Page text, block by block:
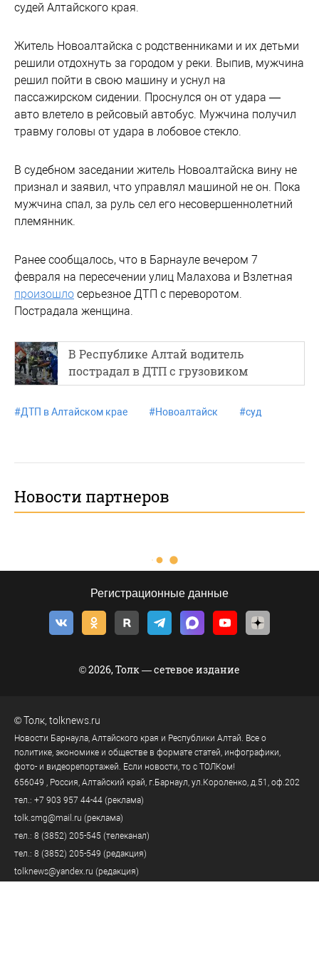
судей Алтайского края.
Житель Новоалтайска с родственниками и их детьми
решили отдохнуть за городом у реки. Выпив, мужчина
решил пойти в свою машину и уснул на
пассажирском сидении. Проснулся он от удара —
авто влетело в рейсовый автобус. Мужчина получил
травму головы от удара в лобовое стекло.
В судебном заседании житель Новоалтайска вину не
признал и заявил, что управлял машиной не он. Пока
мужчина спал, за руль сел его несовершеннолетний
племянник.
Ранее сообщалось, что в Барнауле вечером 7
февраля на пересечении улиц Малахова и Взлетная
произошло серьезное ДТП с переворотом.
Пострадала женщина.
В Республике Алтай водитель
пострадал в ДТП с грузовиком
#ДТП в Алтайском крае #Новоалтайск #суд
Новости партнеров
Регистрационные данные
© 2026, Толк — сетевое издание
©Толк tolknews.ru
Новости Барнаула, Алтайского края и Республики Алтай. Все о
политике, экономике и обществе в формате статей, инфографики,
фото- и видеорепортажей. Если новости, то с ТОЛКом!
656049 , Россия, Алтайский край, г.Барнаул, ул.Короленко, д.51, оф.202
тел.: +7 903 957 44-44 (реклама)
tolk.smg@mail.ru (реклама)
тел.: 8 (3852) 205-545 (телеканал)
тел.: 8 (3852) 205-549 (редакция)
tolknews@yandex.ru (редакция)